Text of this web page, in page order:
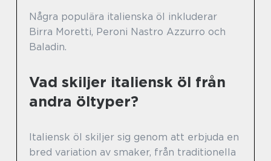
Några populära italienska öl inkluderar
Birra Moretti, Peroni Nastro Azzurro och
Baladin.
Vad skiljer italiensk öl från
andra öltyper?
Italiensk öl skiljer sig genom att erbjuda en
bred variation av smaker, från traditionella